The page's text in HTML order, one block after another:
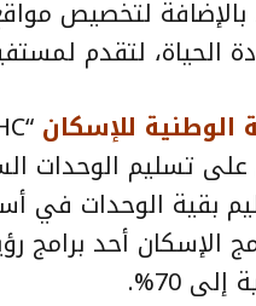
لتخصيص
الحياة، لتقدم
الوطنية للإسكان
على تسليم الوحدات
بقية الوحدات في
70%.